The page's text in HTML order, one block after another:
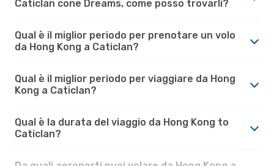
Caticlan cone Dreams, come posso trovarli?
Qual è il miglior periodo per prenotare un volo
da Hong Kong a Caticlan?
Qual è il miglior periodo per viaggiare da Hong
Kong a Caticlan?
Qual è la durata del viaggio da Hong Kong to
Caticlan?